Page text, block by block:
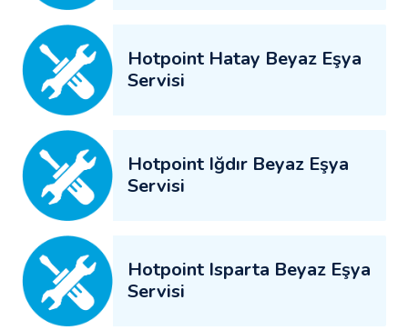
Hotpoint Hatay Beyaz Eşya
Servisi
Hotpoint Iğdır Beyaz Eşya
Servisi
Hotpoint Isparta Beyaz Eşya
Servisi